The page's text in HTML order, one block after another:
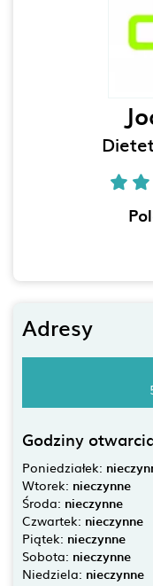
Adresy
Godziny
Poniedziałek:
Wtorek: nieczynne
Środa: nieczynne
Czwartek: nieczynne
Piątek: nieczynne
Sobota: nieczynne
Niedziela: nieczynne